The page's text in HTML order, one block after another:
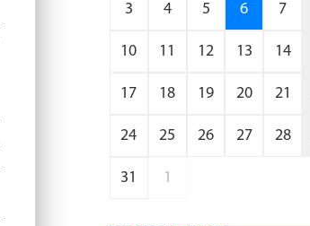
3 4 5 6 7
10 11 12 13 14
17 18 19 20 21
24 25 26 27 28
31 1